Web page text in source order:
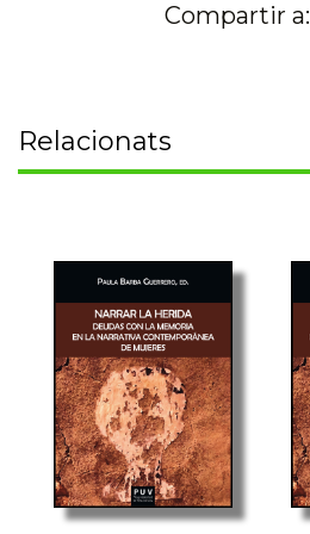
Compartir a:
Relacionats